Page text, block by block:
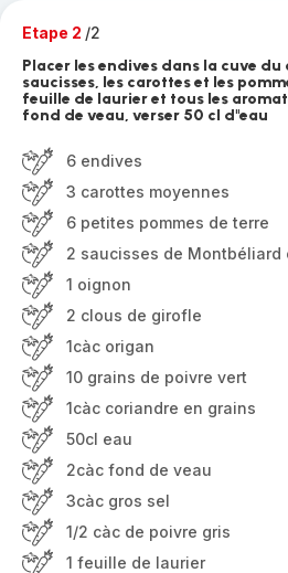
Etape 2 /2
Placer les endives dans la cuve du
saucisses, les carottes et les
feuille de laurier et tous les
fond de veau, verser 50 cl d''eau
6 endives
3 carottes moyennes
6 petites pommes de terre
2 saucisses de Montbéliard
1 oignon
2 clous de girofle
1càc origan
10 grains de poivre vert
1càc coriandre en grains
50cl eau
2càc fond de veau
3càc gros sel
1/2 càc de poivre gris
1 feuille de laurier